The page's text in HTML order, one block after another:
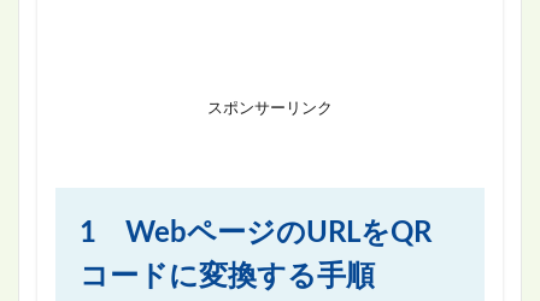
スポンサーリンク
1 WebページのURLをQR
コードに変換する手順